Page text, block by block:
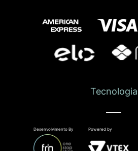
Tecnologia
Desenvolvimento By Powered by